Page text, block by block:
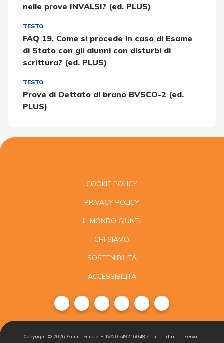
nelle prove INVALSI? (ed. PLUS)
TESTO
FAQ 19. Come si procede in caso di Esame
di Stato con gli alunni con disturbi di
scrittura? (ed. PLUS)
TESTO
Prove di Dettato di brano BVSCO-2 (ed.
PLUS)
COOKIE POLICY
PRIVACY POLICY
IL MONDO GIUNTI
CHI SIAMO
SOSTENIBILITÀ
ACCESSIBILITÀ
Copyright © 2026 Giunti Scuola P. IVA 05492160485, tutti i diritti riservati